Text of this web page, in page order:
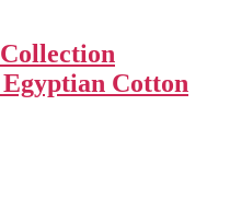
Egyptian Cotton